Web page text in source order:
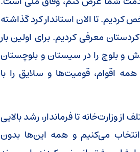
کردیم. تا الان استاندار کرد گذاشته
معرفی کردیم. برای اولین بار
و بلوچ را در سیستان و بلوچستان
اقوام، قومیت‌ها و سلایق را با
وزارت‌خانه تا فرماندار، رشد بالایی
انتخاب می‌کنیم و همه این‌ها بدون